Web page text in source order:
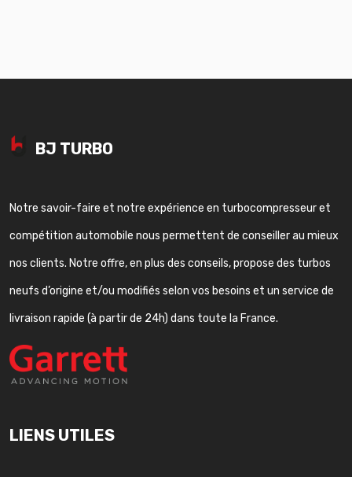
BJ TURBO
Notre savoir-faire et notre expérience en turbocompresseur et
compétition automobile nous permettent de conseiller au mieux
nos clients. Notre offre, en plus des conseils, propose des turbos
neufs d’origine et/ou modifiés selon vos besoins et un service de
livraison rapide (à partir de 24h) dans toute la France.
LIENS UTILES